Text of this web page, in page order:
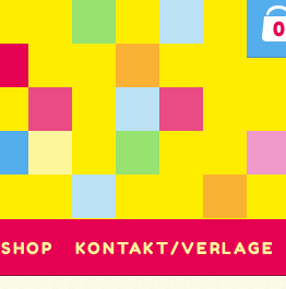
0
SHOP KONTAKT/VERLAGE